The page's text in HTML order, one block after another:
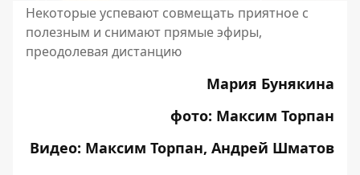
Некоторые успевают совмещать приятное с
полезным и снимают прямые эфиры,
преодолевая дистанцию
Мария Бунякина
фото: Максим Торпан
Видео: Максим Торпан, Андрей Шматов